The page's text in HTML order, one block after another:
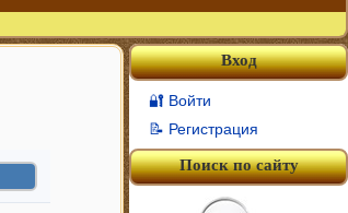
Вход
🔐 Войти
📝 Регистрация
Поиск по сайту